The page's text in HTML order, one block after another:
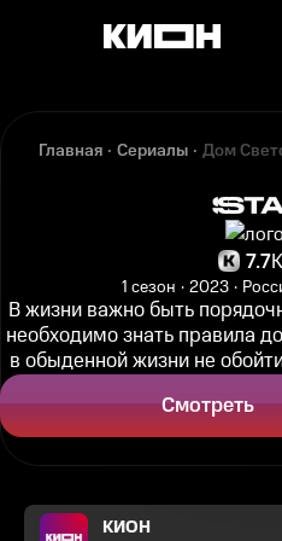
Главная Сериалы Дом
7.7
1 сезон 2023
В жизни важно быть
необходимо знать правила
в обыденной жизни не
Смотреть
КИОН